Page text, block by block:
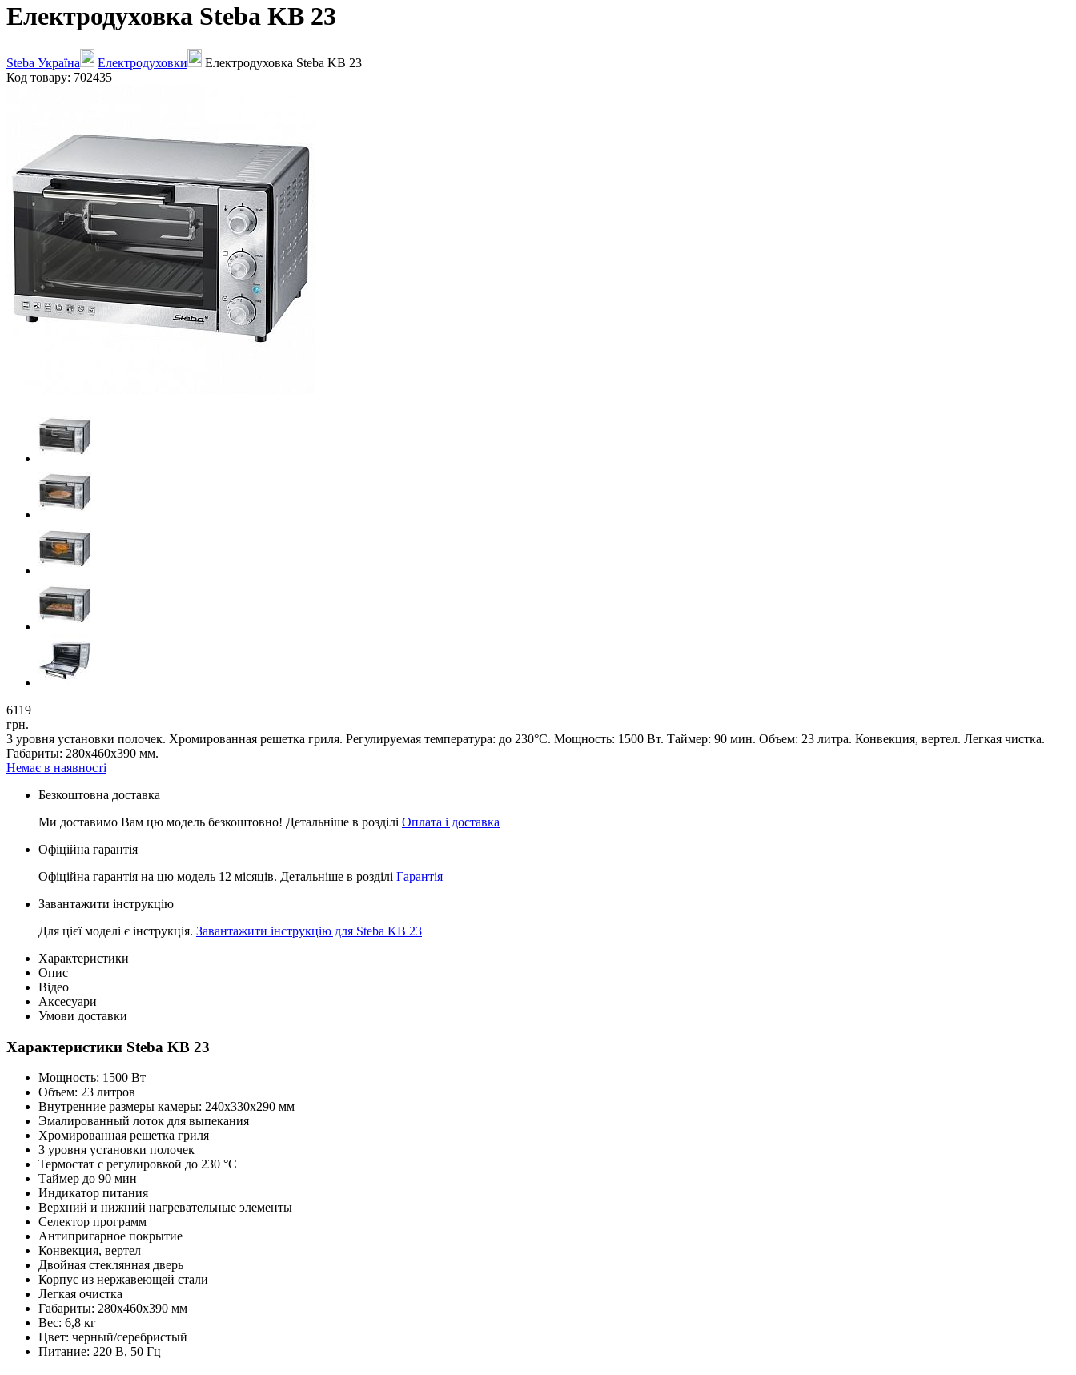
Електродуховка Steba KB 23
Steba Україна Електродуховки
Електродуховка Steba KB 23
Код товару: 702435
6119
грн.
3 уровня установки полочек. Хромированная решетка гриля. Регулируемая температура: до 230°С. Мощность: 1500 Вт. Таймер: 90 мин. Объем: 23 литра. Конвекция, вертел. Легкая чистка.
Габариты: 280х460х390 мм.
Немає в наявності
Безкоштовна доставка
Ми доставимо Вам цю модель безкоштовно! Детальніше в розділі Оплата і доставка
Офіційна гарантія
Офіційна гарантія на цю модель 12 місяців. Детальніше в розділі Гарантія
Завантажити інструкцію
Для цієї моделі є інструкція. Завантажити інструкцію для Steba KB 23
Характеристики
Опис
Відео
Аксесуари
Умови доставки
Характеристики Steba KB 23
Мощность: 1500 Вт
Объем: 23 литров
Внутренние размеры камеры: 240х330х290 мм
Эмалированный лоток для выпекания
Хромированная решетка гриля
3 уровня установки полочек
Термостат с регулировкой до 230 °С
Таймер до 90 мин
Индикатор питания
Верхний и нижний нагревательные элементы
Селектор программ
Антипригарное покрытие
Конвекция, вертел
Двойная стеклянная дверь
Корпус из нержавеющей стали
Легкая очистка
Габариты: 280х460х390 мм
Вес: 6,8 кг
Цвет: черный/серебристый
Питание: 220 В, 50 Гц